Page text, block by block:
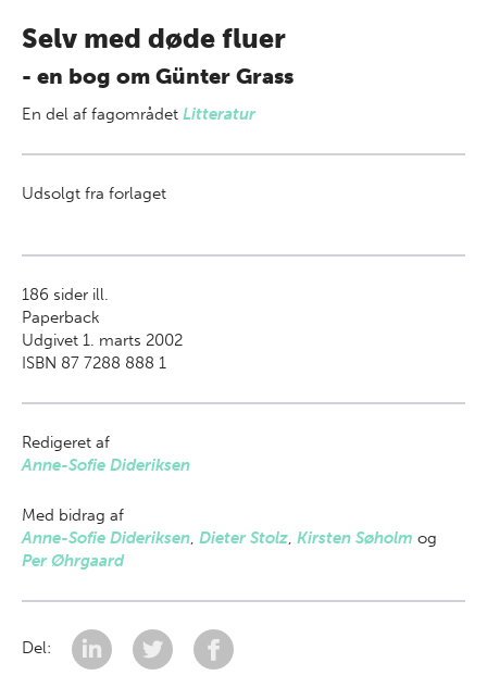
Selv med døde fluer
- en bog om Günter Grass
En del af fagområdet Litteratur
Udsolgt fra forlaget
186 sider ill.
Paperback
Udgivet 1. marts 2002
ISBN 87 7288 888 1
Redigeret af
Anne-Sofie Dideriksen
Med bidrag af
Anne-Sofie Dideriksen, Dieter Stolz, Kirsten Søholm og
Per Øhrgaard
Del: